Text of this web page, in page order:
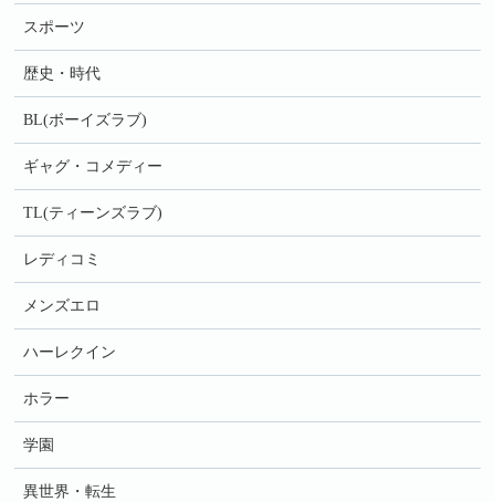
スポーツ
歴史・時代
BL(ボーイズラブ)
ギャグ・コメディー
TL(ティーンズラブ)
レディコミ
メンズエロ
ハーレクイン
ホラー
学園
異世界・転生